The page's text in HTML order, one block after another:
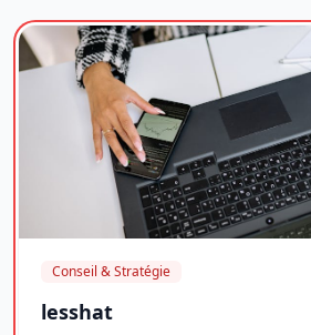
Conseil & Stratégie
lesshat